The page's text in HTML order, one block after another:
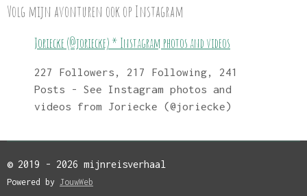
Volg mijn avonturen ook op Instagram
Joriecke (@joriecke) * Instagram photos and videos
227 Followers, 217 Following, 241
Posts - See Instagram photos and
videos from Joriecke (@joriecke)
© 2019 - 2026 mijnreisverhaal
Powered by JouwWeb